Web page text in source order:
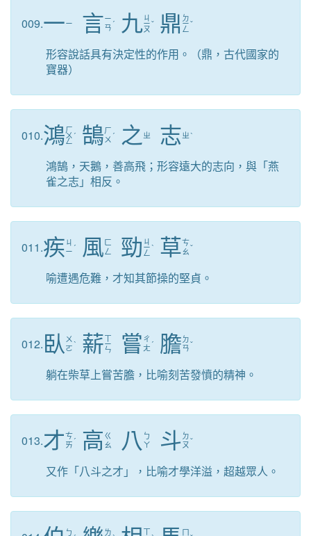
009.一ㄧ 言ㄧ
ㄢ ˊ 九ㄐ
ㄧ
ㄡ
ˇ 鼎 ㄉ
ㄧ
ㄥ
ˇ
形容說話具有決定性的作用。（鼎，古代國家的
寶器）
010.鴻ㄏ
ㄨ
ㄥ
ˊ 鵠ㄏ
ㄨ ˊ 之 ㄓ 志ㄓˋ
鴻鵠，天鵝，善高飛；形容遠大的志向，與「燕
雀之志」相反。
011.疾 ㄐ
ㄧ ˊ 風 ㄈ
ㄥ
勁 ㄐ
ㄧ
ㄥ
ˋ 草ㄘ
ㄠˇ
喻遭遇危難，才知其節操的堅貞。
012. 臥 ㄨ
ㄛˋ 薪ㄒ
ㄧ
ㄣ 嘗 ㄔ
ㄤ ˊ 膽 ㄉ
ㄢˇ
躺在柴草上嘗苦膽，比喻刻苦發憤的精神。
013.才ㄘ
ㄞ ˊ 高 ㄍ
ㄠ
八 ㄅ
ㄚ
斗 ㄉ
ㄡˇ
又作「八斗之才」，比喻才學洋溢，超越眾人。
ㄅ ㄌ ㄒ ㄇ